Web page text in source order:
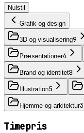
Nulstil
Grafik og design
3D og visualisering9
Præsentationer4
Brand og identitet8
Illustration5
Hjemme og arkitektur3
Timepris